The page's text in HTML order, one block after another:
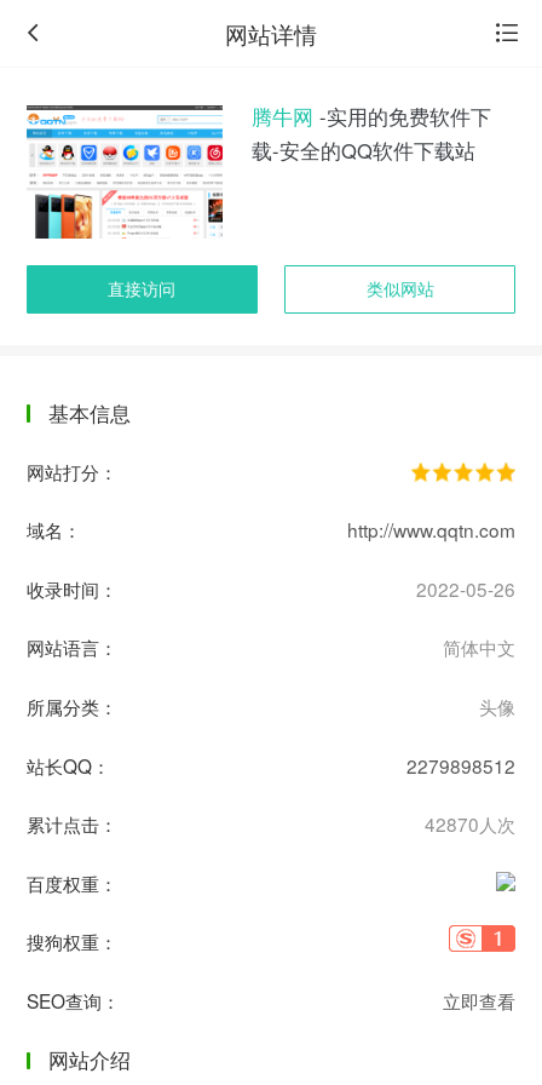
网站详情
腾牛网 -实用的免费软件下
载-安全的QQ软件下载站
直接访问 类似网站
基本信息
网站打分：
域名： http://www.qqtn.com
收录时间： 2022-05-26
网站语言： 简体中文
所属分类： 头像
站长QQ： 2279898512
累计点击： 42870人次
百度权重：
搜狗权重：
SEO查询： 立即查看
网站介绍